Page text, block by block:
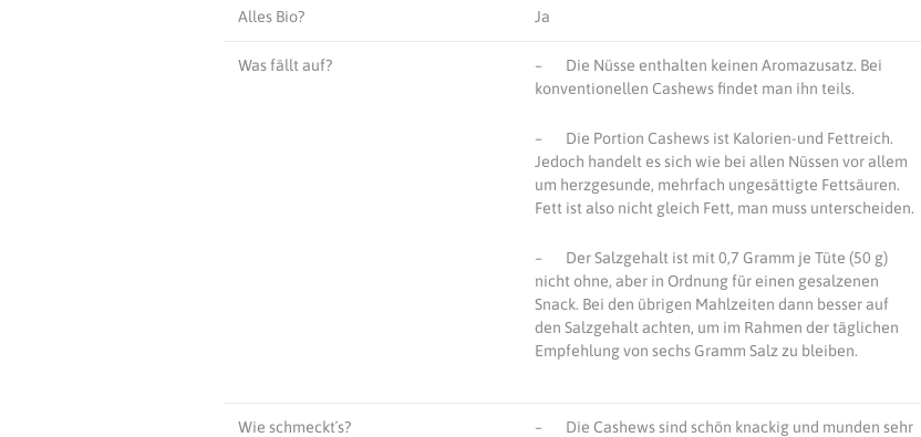
Alles Bio? Ja
Was fällt auf?
– Die Nüsse enthalten keinen Aromazusatz. Bei
konventionellen Cashews findet man ihn teils.
– Die Portion Cashews ist Kalorien-und Fettreich.
Jedoch handelt es sich wie bei allen Nüssen vor allem
um herzgesunde, mehrfach ungesättigte Fettsäuren.
Fett ist also nicht gleich Fett, man muss unterscheiden.
– Der Salzgehalt ist mit 0,7 Gramm je Tüte (50 g)
nicht ohne, aber in Ordnung für einen gesalzenen
Snack. Bei den übrigen Mahlzeiten dann besser auf
den Salzgehalt achten, um im Rahmen der täglichen
Empfehlung von sechs Gramm Salz zu bleiben.
Wie schmeckt´s?
– Die Cashews sind schön knackig und munden sehr